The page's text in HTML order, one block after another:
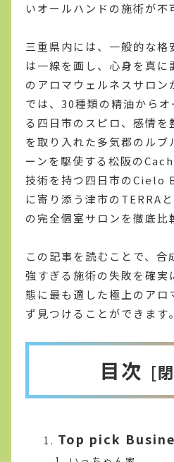
いオールハンドの施術が不
三重県内には、一般的な格
は一線を画し、心身を真
のアロマウェルネスサロン
では、30種類の精油から
る四日市のスピロ、感情を
を取り入れた多気郡のルブ
ーンを駆使する松阪の
技術を持つ四日市のCielo
に寄り添う津市のTERRA
の完全個室サロンを徹底比
この記事を読むことで、合
強すぎる施術の失敗を確実
態に最も適した極上のアロ
ず見つけることができます。
目次
Top pick